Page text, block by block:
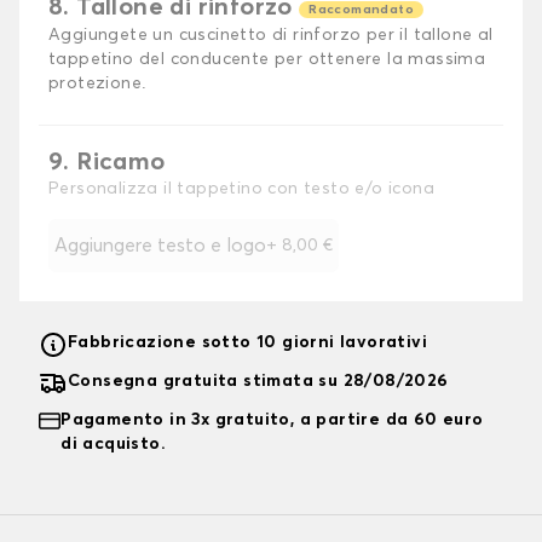
8. Tallone di rinforzo Raccomandato
Aggiungete un cuscinetto di rinforzo per il tallone al
tappetino del conducente per ottenere la massima
protezione.
9. Ricamo
Personalizza il tappetino con testo e/o icona
Aggiungere testo e logo+ 8,00 €
Fabbricazione sotto 10 giorni lavorativi
Consegna gratuita stimata su 28/08/2026
Pagamento in 3x gratuito, a partire da 60 euro
di acquisto.